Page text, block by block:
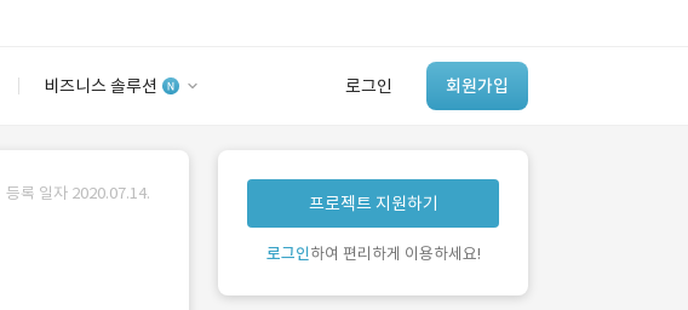
비즈니스 솔루션 로그인 회원가입
안심 코드 케어
유사사례 검색 AI
‘이런 거’ 만들어본
개발 회사 있어?
등록 일자 2020.07.14. 프로젝트 지원하기
로그인하여 편리하게 이용하세요!